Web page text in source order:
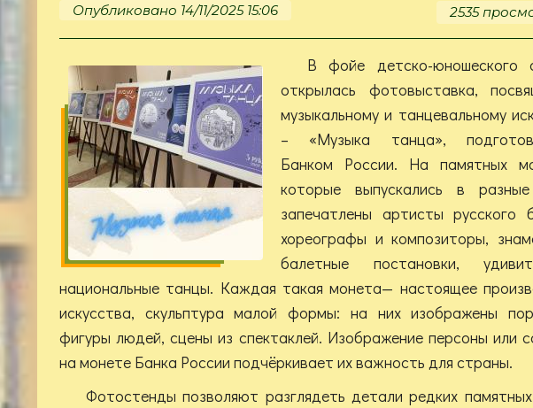
Опубликовано 14/11/2025 15:06 2535
В фойе детско-юношеского
открылась фотовыставка,
музыкальному и танцевальному
– «Музыка танца»,
Банком России. На памятных
которые выпускались в
запечатлены артисты русского
хореографы и композиторы,
балетные постановки,
национальные танцы. Каждая такая монета— настоящее
искусства, скульптура малой формы: на них изображены
фигуры людей, сцены из спектаклей. Изображение персоны или
на монете Банка России подчёркивает их важность для страны.
Фотостенды позволяют разглядеть детали редких